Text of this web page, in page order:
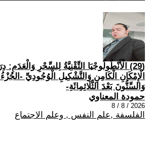
(29) الْأَنْطُولُوجْيَا التِّقْنِيَّةُ لِلسِّحْرِ
الْإِمْكَانِ الْكَامِنِ وَالتَّشْكِيلِ الْوُجُودِيِّ -
وَالسِّتُّونَ بَعْدَ الثَّلَاثِمِائَةِ-
حمودة المعناوي
2026 / 8 / 8
الفلسفة ,علم النفس , وعلم الاجتماع